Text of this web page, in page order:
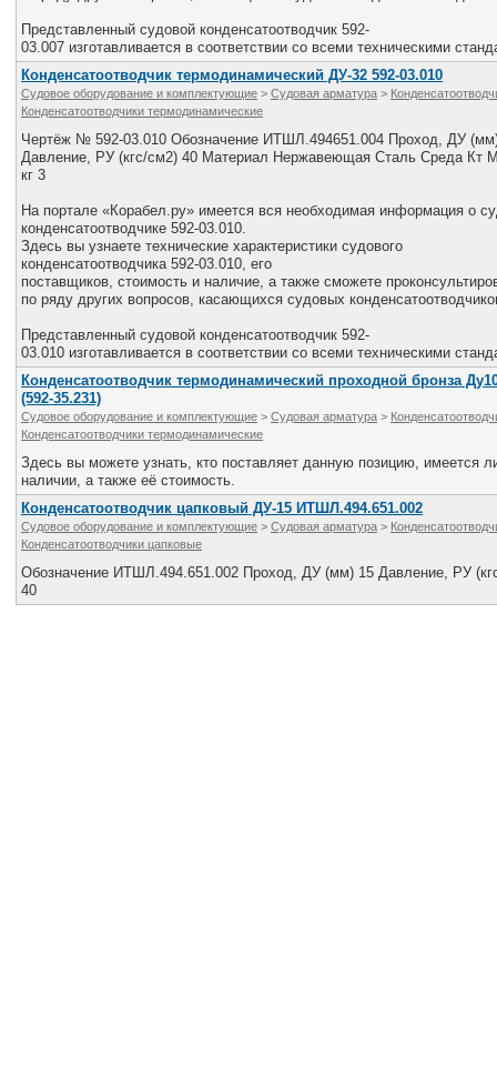
Представленный судовой конденсатоотводчик 592-
03.007 изготавливается в соответствии со всеми техническими
Конденсатоотводчик термодинамический ДУ-32 592-03.010
Судовое оборудование и комплектующие > Судовая арматура >
Конденсатоотводчики термодинамические
Чертёж № 592-03.010 Обозначение ИТШЛ.494651.004 Проход, ДУ
Давление, РУ (кгс/см2) 40 Материал Нержавеющая Сталь Среда Кт
кг 3
На портале «Корабел.ру» имеется вся необходимая информация о
конденсатоотводчике 592-03.010.
Здесь вы узнаете технические характеристики судового
конденсатоотводчика 592-03.010, его
поставщиков, стоимость и наличие, а также сможете
по ряду других вопросов, касающихся судовых
Представленный судовой конденсатоотводчик 592-
03.010 изготавливается в соответствии со всеми техническими
Конденсатоотводчик термодинамический проходной бронза
(592-35.231)
Судовое оборудование и комплектующие > Судовая арматура >
Конденсатоотводчики термодинамические
Здесь вы можете узнать, кто поставляет данную позицию, имеется
наличии, а также её стоимость.
Конденсатоотводчик цапковый ДУ-15 ИТШЛ.494.651.002
Судовое оборудование и комплектующие > Судовая арматура >
Конденсатоотводчики цапковые
Обозначение ИТШЛ.494.651.002 Проход, ДУ (мм) 15 Давление, РУ
40